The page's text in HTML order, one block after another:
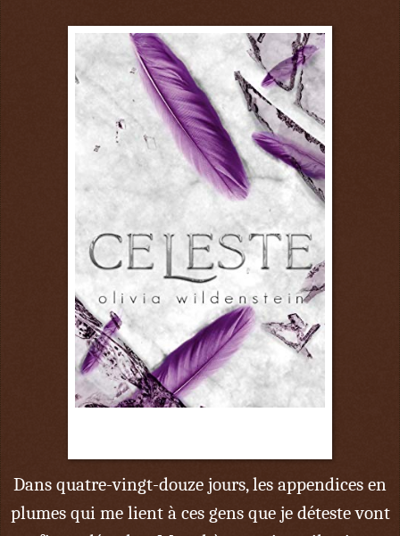
Dans quatre-vingt-douze jours, les appendices en
plumes qui me lient à ces gens que je déteste vont